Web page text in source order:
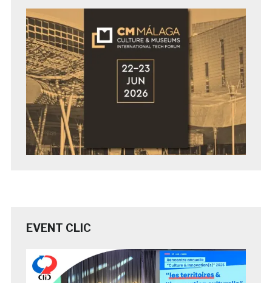
EVENT CLIC